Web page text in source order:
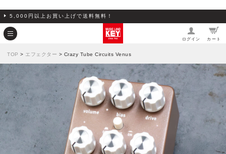
5,000円以上お買い上げで送料無料！
ログイン カート
TOP > エフェクター > Crazy Tube Circuits Venus